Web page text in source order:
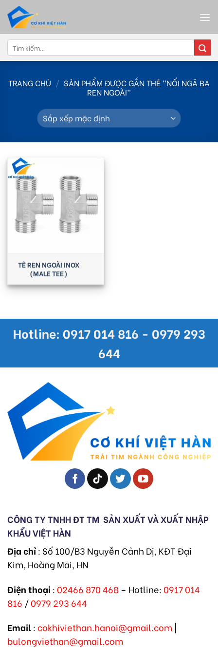
content
Tìm
kiếm:
TRANG CHỦ / SẢN PHẨM ĐƯỢC GẮN THẺ “NỐI NGÃ BA
REN NGOÀI”
TÊ REN NGOÀI INOX
(MALE TEE)
Hotline: 0917 014 816 - 0979 293
644
CÔNG TY TNHH ĐT TM SẢN XUẤT VÀ XUẤT NHẬP
KHẨU VIỆT HÀN
Địa chỉ: Số 100/B3 Nguyễn Cảnh Dị, KĐT Đại
Kim, Hoàng Mai, HN
Điện thoại : 02466 870 468 – Hotline: 0917 014
816 /0979 293 644
Email: cokhiviethan.hanoi@gmail.com
bulongviethan@gmail.com